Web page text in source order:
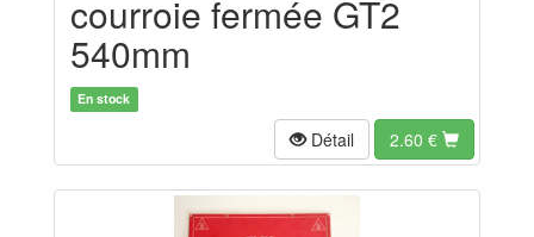
courroie fermée GT2
540mm
En stock
Détail 2.60 €